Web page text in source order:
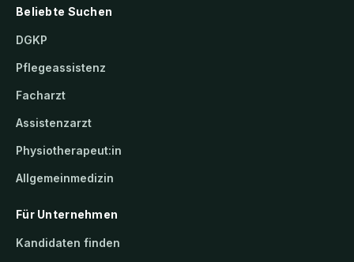
Beliebte Suchen
DGKP
Pflegeassistenz
Facharzt
Assistenzarzt
Physiotherapeut:in
Allgemeinmedizin
Für Unternehmen
Kandidaten finden